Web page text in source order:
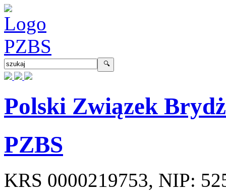
Polski Związek
PZBS
KRS 0000219753, NIP: